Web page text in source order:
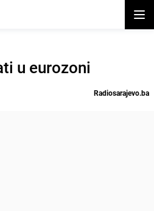
u eurozoni
Radiosarajevo.ba